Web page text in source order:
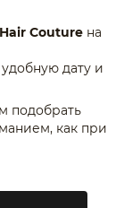
Couture на
дату и
подобрать
как при